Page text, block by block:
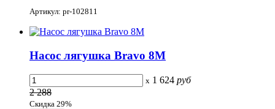
Артикул: pr-102811
Насос лягушка Bravo 8M
x 1 624 руб
2 288
Скидка 29%